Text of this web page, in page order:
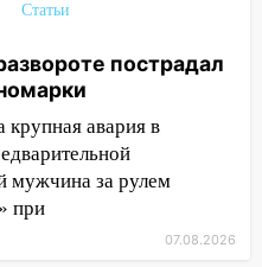
коршун
помогли
на улице
украли два
Статьи
пострадал
крупная авария в
мужчина за рулем
при
07.08.2026